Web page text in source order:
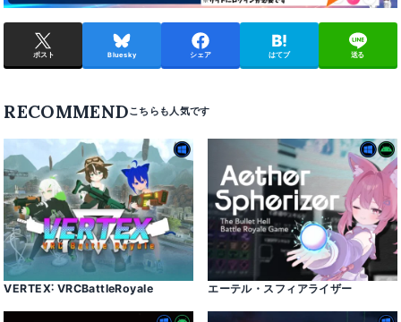
ポスト Bluesky シェア はてブ 送る
RECOMMEND
VERTEX˸ VRCBattleRoyale エーテル・スフィアライザー